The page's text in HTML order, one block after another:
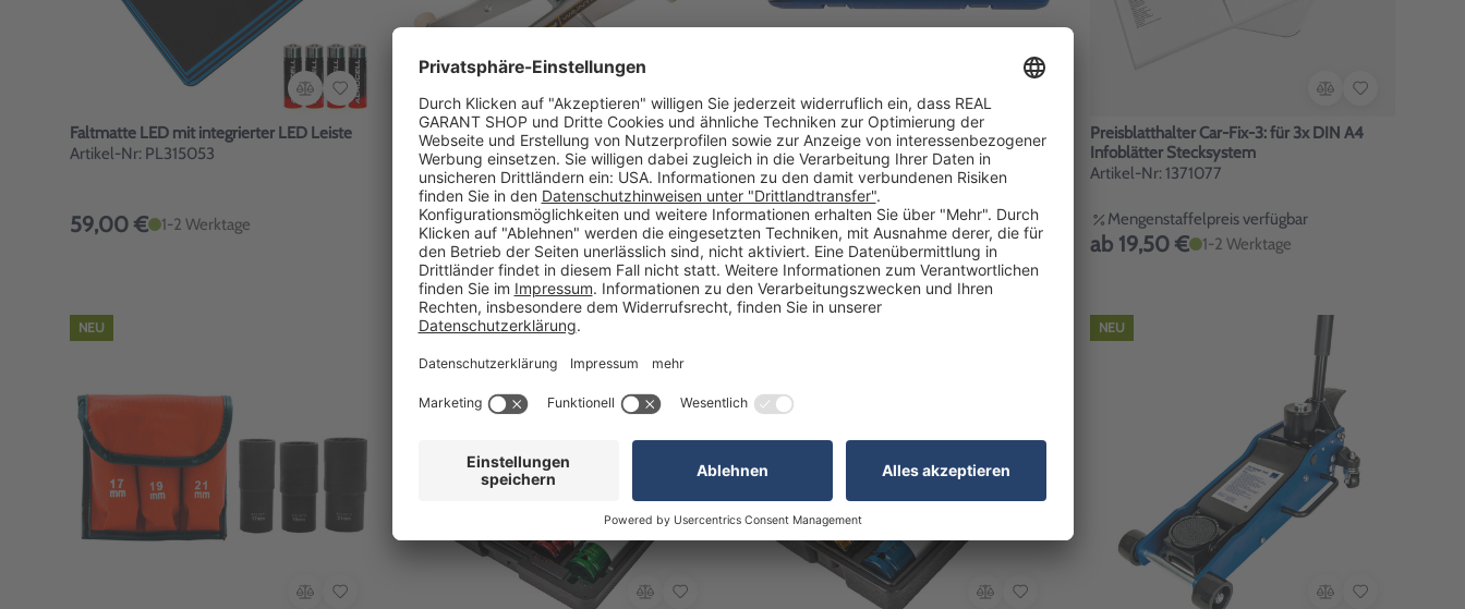
Faltmatte LED mit integrierter LED Leiste
Artikel-Nr: PL315053
59,00 € 1-2 Werktage
Wagenheber ALU Tragkraft 1,35 t
Artikel-Nr: PL430765
214,00 € 3-5 Werktage
Drehmomentschlüssel mit
Ratschenfunktion
Artikel-Nr: PL410995
50,90 € 3-5 Werktage
Preisblatthalter Car-Fix-3: für 3x DIN A4
Infoblätter Stecksystem
Artikel-Nr: 1371077
Mengenstaffelpreis verfügbar
ab 19,50 € 1-2 Werktage
NEU NEU NEU